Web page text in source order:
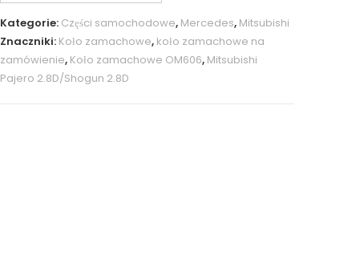
zamówienie
do
konwersji
Mercedes
Kategorie: Części samochodowe, Mercedes, Mitsubishi
Znaczniki: Koło zamachowe, koło zamachowe na
zamówienie, Koło zamachowe OM606, Mitsubishi
Pajero 2.8D/Shogun 2.8D